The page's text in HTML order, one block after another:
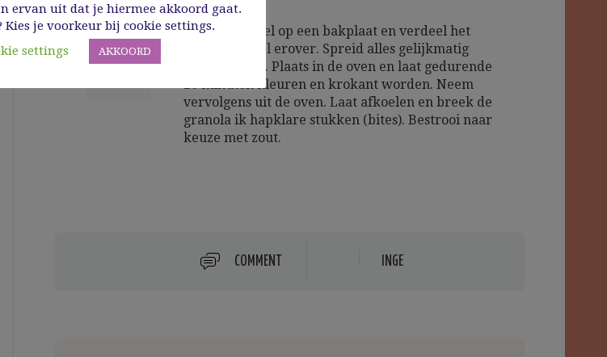
4
Leg het bakvel op een bakplaat en verdeel het
notenmengsel erover. Spreid alles gelijkmatig
over de plaat. Plaats in de oven en laat gedurende
20 minuten kleuren en krokant worden. Neem
vervolgens uit de oven. Laat afkoelen en breek de
granola ik hapklare stukken (bites). Bestrooi naar
keuze met zout.
COMMENT INGE
ervan uit dat je hiermee akkoord gaat.
Kies je voorkeur bij cookie settings.
settings
AKKOORD